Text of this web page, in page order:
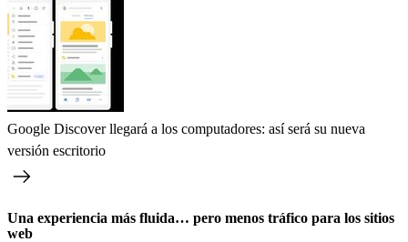
Google Discover llegará a los computadores: así será su nueva
versión escritorio
Una experiencia más fluida… pero menos tráfico para los sitios
web